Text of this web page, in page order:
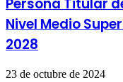
Persona Titular
Nivel Medio
2028
23 de octubre de 2024